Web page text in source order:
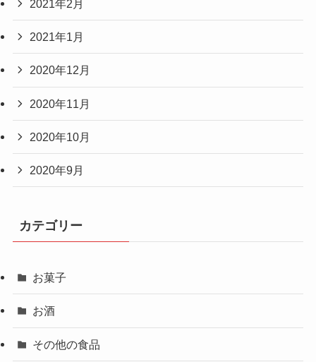
2021年2月
2021年1月
2020年12月
2020年11月
2020年10月
2020年9月
カテゴリー
お菓子
お酒
その他の食品